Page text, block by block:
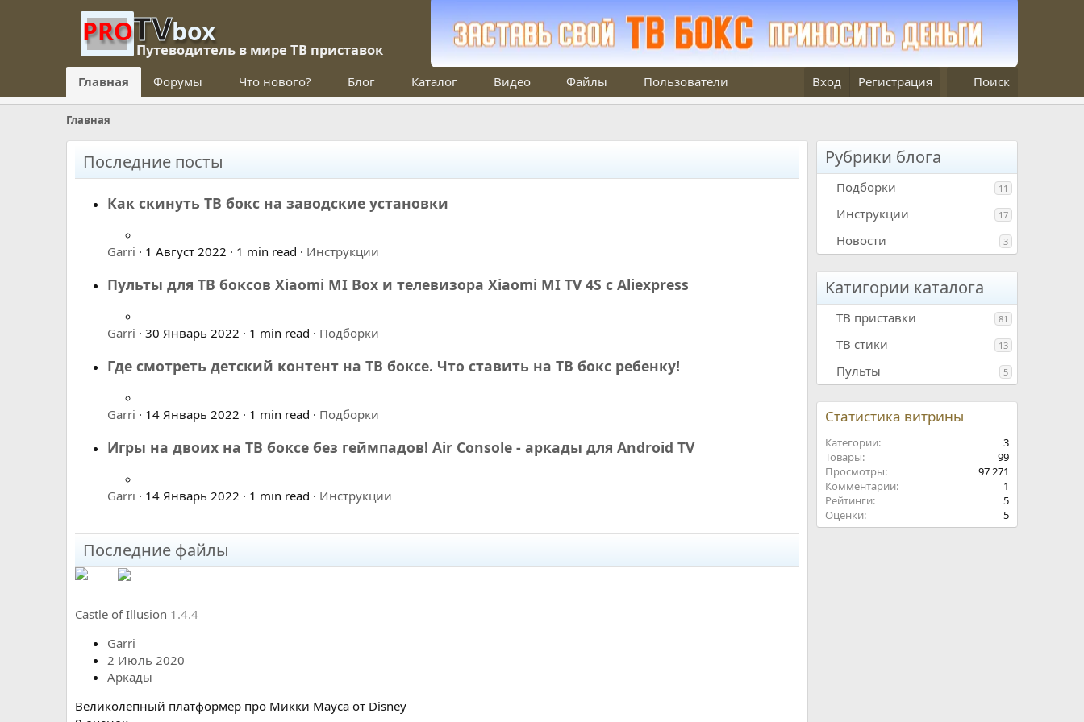
PROTVbox
Путеводитель в мире ТВ приставок
Главная Форумы Что нового? Блог Каталог Видео Файлы Пользователи Вход Регистрация Поиск
Главная
Последние посты
Как скинуть ТВ бокс на заводские установки
Garri 1 Август 2022 1 min read Инструкции
Пульты для ТВ боксов Xiaomi MI Box и телевизора Xiaomi MI TV 4S с Aliexpress
Garri 30 Январь 2022 1 min read Подборки
Где смотреть детский контент на ТВ боксе. Что ставить на ТВ бокс ребенку!
Garri 14 Январь 2022 1 min read Подборки
Игры на двоих на ТВ боксе без геймпадов! Air Console - аркады для Android TV
Garri 14 Январь 2022 1 min read Инструкции
Последние файлы
Castle of Illusion 1.4.4
Garri
2 Июль 2020
Аркады
Великолепный платформер про Микки Мауса от Disney
Рубрики блога
Подборки 11
Инструкции 17
Новости 3
Катигории каталога
ТВ приставки 81
ТВ стики 13
Пульты 5
Статистика витрины
Категории
3
Товары
99
Просмотры
97 271
Комментарии
1
Рейтинги
5
Оценки
5